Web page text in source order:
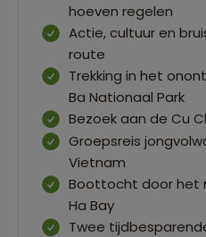
hoeven regelen
Actie, cultuur en
route
Trekking in het
Ba Nationaal Park
Bezoek aan de Cu
Groepsreis
Vietnam
Boottocht door het
Ha Bay
Twee